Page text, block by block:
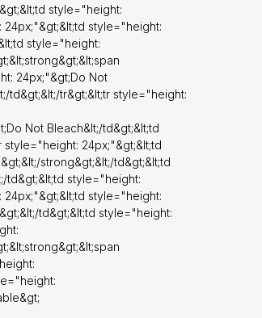
style="height:
24px;"&gt;&lt;td style="height:
style="height:
24px;"&gt;Do Not
td&gt;&lt;/tr&gt;&lt;tr style="height:
Not Bleach&lt;/td&gt;&lt;td
style="height: 24px;"&gt;&lt;td
strong&gt;&lt;/td&gt;&lt;td
td&gt;&lt;td style="height:
24px;"&gt;&lt;td style="height:
td&gt;&lt;td style="height: